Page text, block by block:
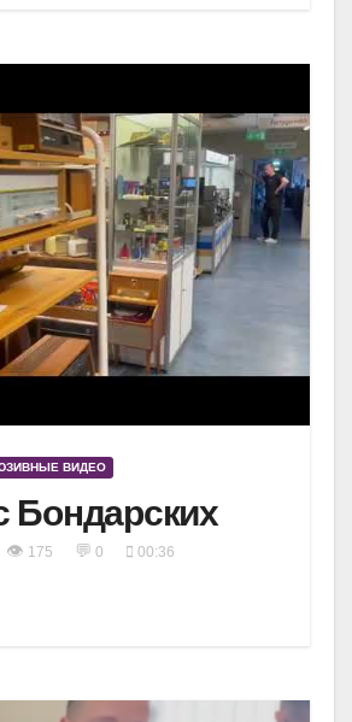
ВИДЕО
Бондарских
👁 175 💬 0 00:36